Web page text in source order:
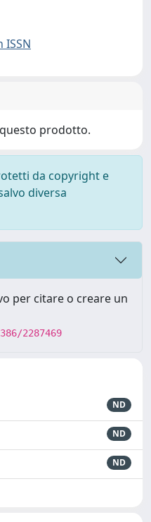
ISSN
prodotto.
da copyright e
diversa
per citare o creare un
2287469
ND
ND
ND